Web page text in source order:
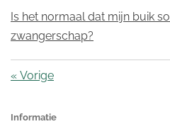
Is het normaal dat mijn buik
zwangerschap?
« Vorige
Informatie